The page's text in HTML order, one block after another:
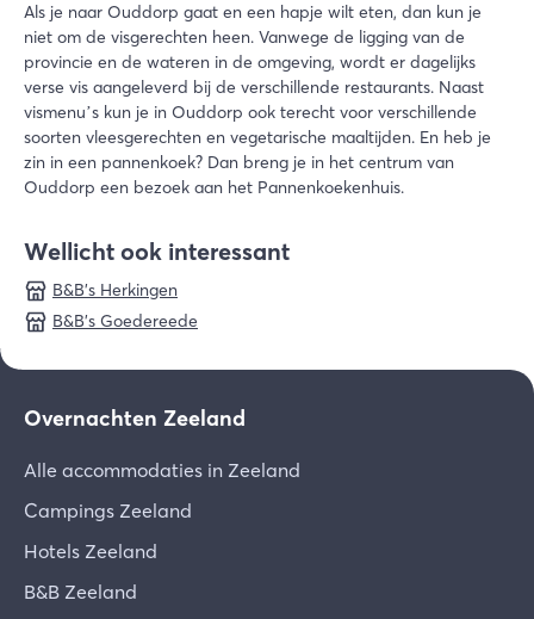
Als je naar Ouddorp gaat en een hapje wilt eten, dan kun je
niet om de visgerechten heen. Vanwege de ligging van de
provincie en de wateren in de omgeving, wordt er dagelijks
verse vis aangeleverd bij de verschillende restaurants. Naast
vismenu’s kun je in Ouddorp ook terecht voor verschillende
soorten vleesgerechten en vegetarische maaltijden. En heb je
zin in een pannenkoek? Dan breng je in het centrum van
Ouddorp een bezoek aan het Pannenkoekenhuis.
Wellicht ook interessant
B&B's Herkingen
B&B's Goedereede
Overnachten Zeeland
Alle accommodaties in Zeeland
Campings Zeeland
Hotels Zeeland
B&B Zeeland